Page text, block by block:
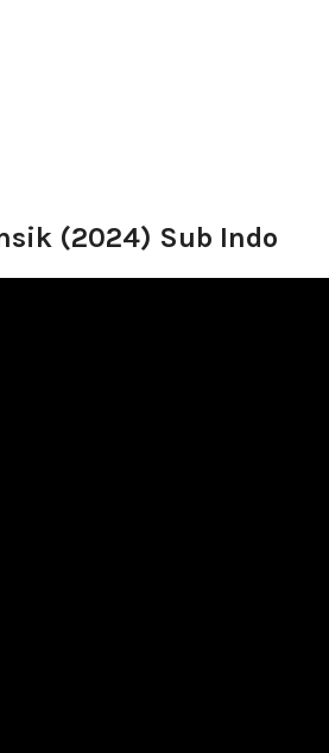
(2024) Sub Indo